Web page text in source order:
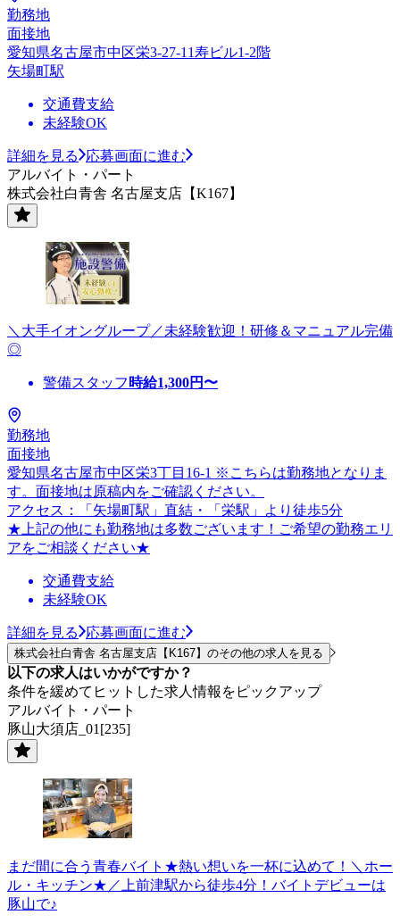
勤務地
面接地
愛知県名古屋市中区栄3-27-11寿ビル1-2階
矢場町駅
交通費支給
未経験OK
詳細を見る
応募画面に進む
アルバイト・パート
株式会社白青舎 名古屋支店【K167】
＼大手イオングループ／未経験歓迎！研修＆マニュアル完備
◎
警備スタッフ 時給1,300円〜
勤務地
面接地
愛知県名古屋市中区栄3丁目16-1 ※こちらは勤務地となりま
す。面接地は原稿内をご確認ください。
アクセス：「矢場町駅」直結・「栄駅」より徒歩5分
★上記の他にも勤務地は多数ございます！ご希望の勤務エリ
アをご相談ください★
交通費支給
未経験OK
詳細を見る 応募画面に進む
株式会社白青舎 名古屋支店【K167】のその他の求人を見る
以下の求人はいかがですか？
条件を緩めてヒットした求人情報をピックアップ
アルバイト・パート
豚山大須店_01[235]
まだ間に合う青春バイト★熱い想いを一杯に込めて！＼ホー
ル・キッチン★／上前津駅から徒歩4分！バイトデビューは
豚山で♪